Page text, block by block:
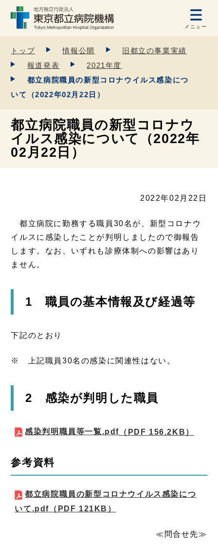
メニュー
トップ 情報公開
旧都立の事業実績
報道発表
2021年度
都立病院職員の新型コロナウイルス感染につ
いて（2022年02月22日）
都立病院職員の新型コロナウ
イルス感染について（2022年
02月22日）
2022年02月22日
都立病院に勤務する職員30名が、新型コロナウ
イルスに感染したことが判明しましたので御報告
します。なお、いずれも診療体制への影響はあり
ません。
1 職員の基本情報及び経過等
下記のとおり
※ 上記職員30名の感染に関連性はない。
2 感染が判明した職員
感染判明職員等一覧.pdf （PDF 156.2KB）
参考資料
都立病院職員の新型コロナウイルス感染につ
いて.pdf （PDF 121KB）
≪問合せ先≫